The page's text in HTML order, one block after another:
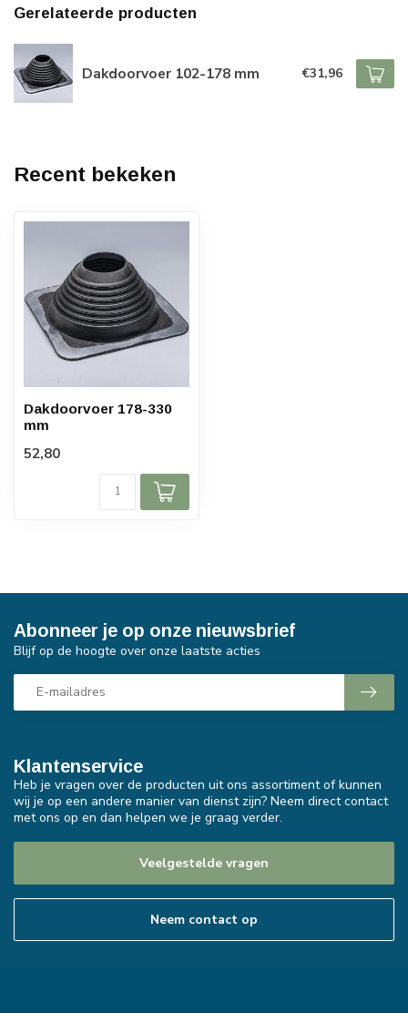
Gerelateerde producten
Dakdoorvoer 102-178 mm €31,96
Recent bekeken
Dakdoorvoer 178-330
mm
52,80
Klantenservice
Heb je vragen over de producten uit ons assortiment of kunnen
wij je op een andere manier van dienst zijn? Neem direct contact
met ons op en dan helpen we je graag verder.
Veelgestelde vragen
Neem contact op
Abonneer je op onze nieuwsbrief
Blijf op de hoogte over onze laatste acties